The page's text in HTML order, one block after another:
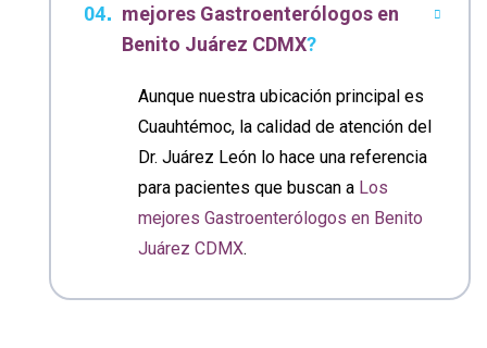
mejores Gastroenterólogos en
Benito Juárez CDMX?
Aunque nuestra ubicación principal es
Cuauhtémoc, la calidad de atención del
Dr. Juárez León lo hace una referencia
para pacientes que buscan a Los
mejores Gastroenterólogos en Benito
Juárez CDMX.